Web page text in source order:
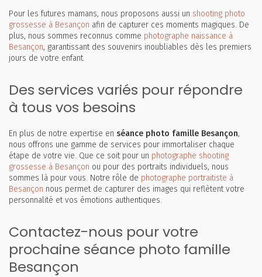
Pour les futures mamans, nous proposons aussi un shooting photo
grossesse à Besançon afin de capturer ces moments magiques. De
plus, nous sommes reconnus comme photographe naissance à
Besançon, garantissant des souvenirs inoubliables dès les premiers
jours de votre enfant.
Des services variés pour répondre
à tous vos besoins
En plus de notre expertise en séance photo famille Besançon,
nous offrons une gamme de services pour immortaliser chaque
étape de votre vie. Que ce soit pour un photographe shooting
grossesse à Besançon ou pour des portraits individuels, nous
sommes là pour vous. Notre rôle de photographe portraitiste à
Besançon nous permet de capturer des images qui reflètent votre
personnalité et vos émotions authentiques.
Contactez-nous pour votre
prochaine séance photo famille
Besançon